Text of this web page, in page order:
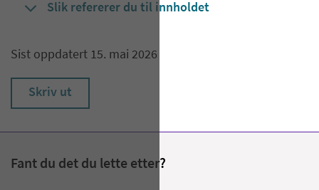
Slik refererer du til innholdet
Sist oppdatert 15. mai 2026
Skriv ut
Fant du det du lette etter?